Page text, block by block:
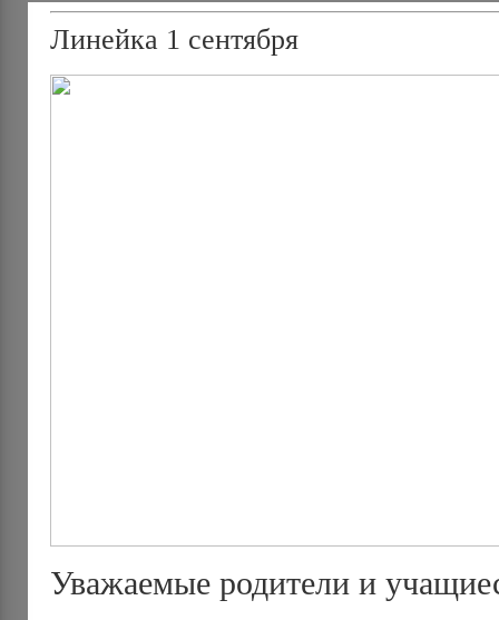
Линейка 1 сентября
Уважаемые родители и